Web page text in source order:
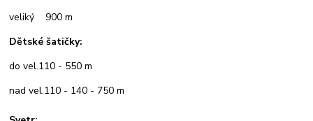
veliký 900 m
Dětské šatičky:
do vel.110 - 550 m
nad vel.110 - 140 - 750 m